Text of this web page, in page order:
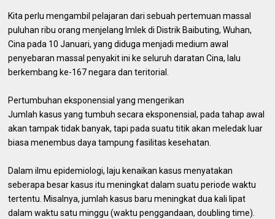
Kita perlu mengambil pelajaran dari sebuah pertemuan massal
puluhan ribu orang menjelang Imlek di Distrik Baibuting, Wuhan,
Cina pada 10 Januari, yang diduga menjadi medium awal
penyebaran massal penyakit ini ke seluruh daratan Cina, lalu
berkembang ke-167 negara dan teritorial.
Pertumbuhan eksponensial yang mengerikan
Jumlah kasus yang tumbuh secara eksponensial, pada tahap awal
akan tampak tidak banyak, tapi pada suatu titik akan meledak luar
biasa menembus daya tampung fasilitas kesehatan.
Dalam ilmu epidemiologi, laju kenaikan kasus menyatakan
seberapa besar kasus itu meningkat dalam suatu periode waktu
tertentu. Misalnya, jumlah kasus baru meningkat dua kali lipat
dalam waktu satu minggu (waktu penggandaan, doubling time).